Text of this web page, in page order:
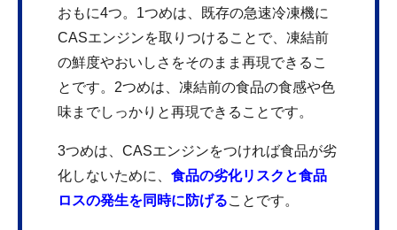
おもに4つ。1つめは、既存の急速冷凍機に
CASエンジンを取りつけることで、凍結前
の鮮度やおいしさをそのまま再現できるこ
とです。2つめは、凍結前の食品の食感や色
味までしっかりと再現できることです。
3つめは、CASエンジンをつければ食品が劣
化しないために、 食品の劣化リスクと食品
ロスの発生を同時に防げることです。